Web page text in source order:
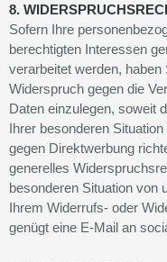
8.
Sofern Ihre
berechtigten Interessen
verarbeitet werden,
Widerspruch gegen die
Daten einzulegen, soweit
Ihrer besonderen
gegen Direktwerbung
generelles
besonderen Situation von
Ihrem Widerrufs- oder
genügt eine E-Mail an